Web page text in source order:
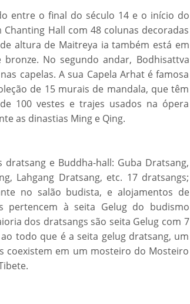
entre o final do século 14 e o início do
Hall com 48 colunas decoradas
altura de Maitreya ia também está em
No segundo andar, Bodhisattva
capelas. A sua Capela Arhat é famosa
de 15 murais de mandala, que têm
100 vestes e trajes usados na ópera
as dinastias Ming e Qing.
e Buddha-hall: Guba Dratsang,
Lahgang Dratsang, etc. 17 dratsangs;
no salão budista, e alojamentos de
pertencem à seita Gelug do budismo
dos dratsangs são seita Gelug com 7
todo que é a seita gelug dratsang, um
coexistem em um mosteiro do Mosteiro